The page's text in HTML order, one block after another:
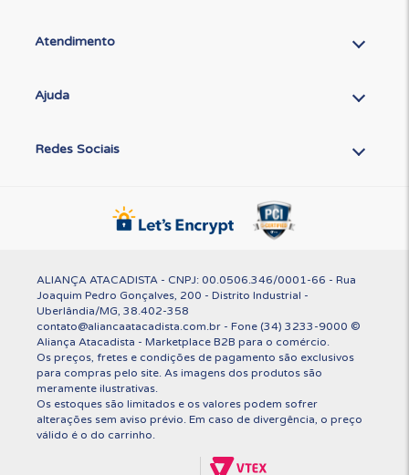
Atendimento
Ajuda
Redes Sociais
ALIANÇA ATACADISTA - CNPJ: 00.0506.346/0001-66 - Rua
Joaquim Pedro Gonçalves, 200 - Distrito Industrial -
Uberlândia/MG, 38.402-358
contato@aliancaatacadista.com.br - Fone (34) 3233-9000 ©
Aliança Atacadista - Marketplace B2B para o comércio.
Os preços, fretes e condições de pagamento são exclusivos
para compras pelo site. As imagens dos produtos são
meramente ilustrativas.
Os estoques são limitados e os valores podem sofrer
alterações sem aviso prévio. Em caso de divergência, o preço
válido é o do carrinho.